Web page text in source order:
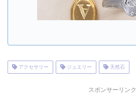
アクセサリー ジュエリー 天然石
スポンサーリンク